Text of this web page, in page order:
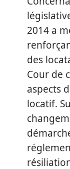
2014 a
des
Cour de
aspects
locatif.